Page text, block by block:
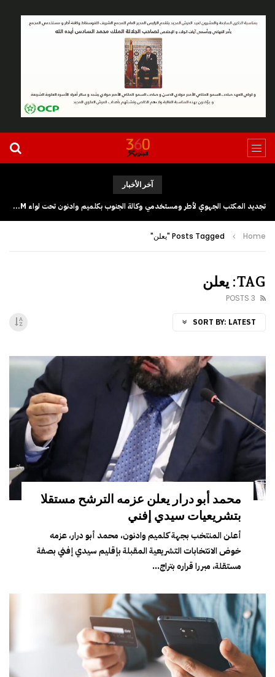
آخر الأخبار
تجديد المكتب الجهوي لأطر ومستخدمي وكالة الجنوب بكلميم وادنون تحت لواء UGTM
Home Posts Tagged "يعلن"
TAG: يعلن
3 POSTS
SORT BY: LATEST
محمد أبو درار يعلن عزمه الترشح مستقلا
بتشريعيات سيدي إفني
أعلن المنتخب بجهة كلميم وادنون، محمد أبو درار، عزمه
خوض الانتخابات التشريعية المقبلة بإقليم سيدي إفني بصفة
مستقلة، مبررا قراره بتراج...